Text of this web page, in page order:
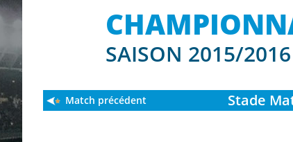
SAISON 2015/2016
Stade
Match précédent